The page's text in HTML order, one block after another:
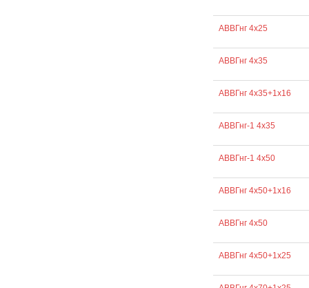
АВВГнг 4х25
АВВГнг 4х35
АВВГнг 4х35+1х16
АВВГнг-1 4х35
АВВГнг-1 4х50
АВВГнг 4х50+1х16
АВВГнг 4х50
АВВГнг 4х50+1х25